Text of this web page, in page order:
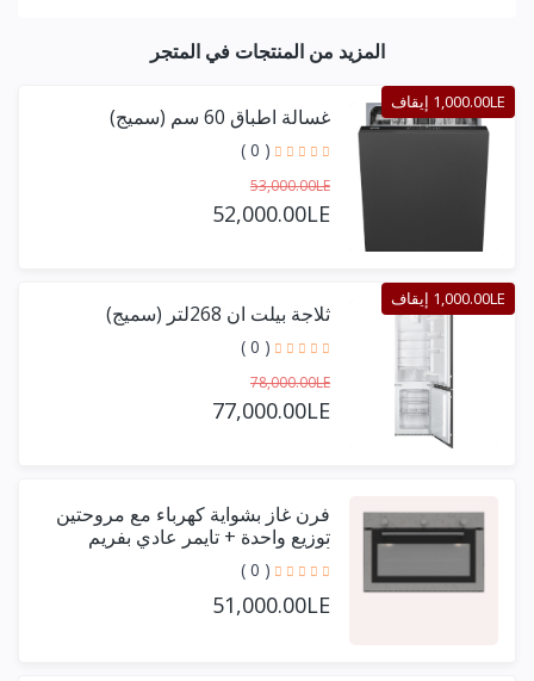
المزيد من المنتجات في المتجر
1,000.00LE إيقاف
غسالة اطباق 60 سم (سميج)
( 0 )
53,000.00LE
52,000.00LE
1,000.00LE إيقاف
ثلاجة بيلت ان 268لتر (سميج)
( 0 )
78,000.00LE
77,000.00LE
فرن غاز بشواية كهرباء مع مروحتين
توزيع واحدة + تايمر عادي بفريم
أستيل حرف يو 90 سم
( 0 )
51,000.00LE